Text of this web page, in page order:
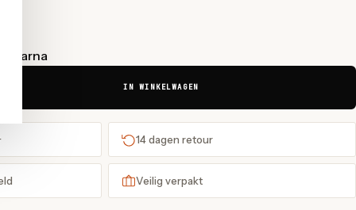
Klarna
IN WINKELWAGEN
14 dagen retour
Veilig verpakt